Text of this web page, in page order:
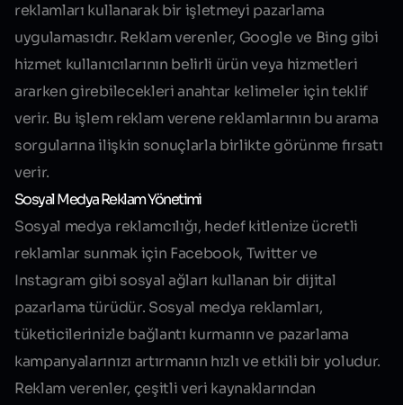
reklamları kullanarak bir işletmeyi pazarlama
uygulamasıdır. Reklam verenler, Google ve Bing gibi
hizmet kullanıcılarının belirli ürün veya hizmetleri
ararken girebilecekleri anahtar kelimeler için teklif
verir. Bu işlem reklam verene reklamlarının bu arama
sorgularına ilişkin sonuçlarla birlikte görünme fırsatı
verir.
Sosyal Medya Reklam Yönetimi
Sosyal medya reklamcılığı, hedef kitlenize ücretli
reklamlar sunmak için Facebook, Twitter ve
Instagram gibi sosyal ağları kullanan bir dijital
pazarlama türüdür. Sosyal medya reklamları,
tüketicilerinizle bağlantı kurmanın ve pazarlama
kampanyalarınızı artırmanın hızlı ve etkili bir yoludur.
Reklam verenler, çeşitli veri kaynaklarından